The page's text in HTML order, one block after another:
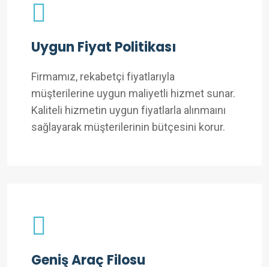
Uygun Fiyat Politikası
Firmamız, rekabetçi fiyatlarıyla
müşterilerine uygun maliyetli hizmet sunar.
Kaliteli hizmetin uygun fiyatlarla alınmaını
sağlayarak müşterilerinin bütçesini korur.
Geniş Araç Filosu